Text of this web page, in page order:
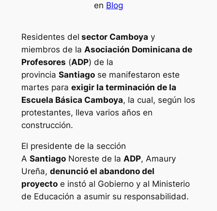
en Blog
Residentes del sector Camboya y
miembros de la Asociación Dominicana de
Profesores (ADP) de la
provincia Santiagose manifestaron este
martes para exigir la terminación de la
Escuela Básica Camboya, la cual, según los
protestantes, lleva varios años en
construcción.
El presidente de la sección
A SantiagoNoreste de la ADP, Amaury
Ureña, denunció el abandono del
proyectoe instó al Gobierno y al Ministerio
de Educación a asumir su responsabilidad.